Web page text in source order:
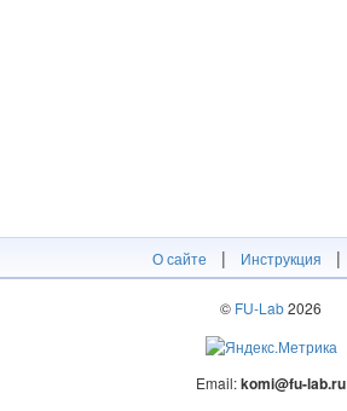
О сайте | Инструкция |
© FU-Lab2026
Email:komi@fu-lab.ru